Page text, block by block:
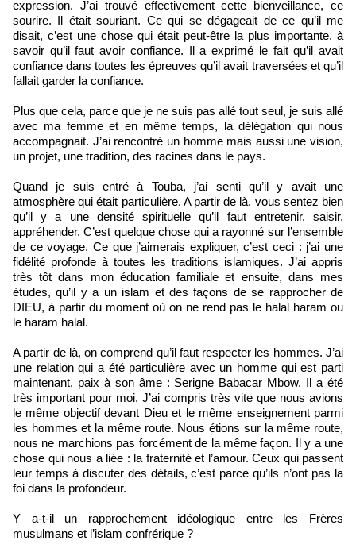
expression. J’ai trouvé effectivement cette bienveillance, ce
sourire. Il était souriant. Ce qui se dégageait de ce qu’il me
disait, c’est une chose qui était peut-être la plus importante, à
savoir qu’il faut avoir confiance. Il a exprimé le fait qu’il avait
confiance dans toutes les épreuves qu’il avait traversées et qu’il
fallait garder la confiance.
Plus que cela, parce que je ne suis pas allé tout seul, je suis allé
avec ma femme et en même temps, la délégation qui nous
accompagnait. J’ai rencontré un homme mais aussi une vision,
un projet, une tradition, des racines dans le pays.
Quand je suis entré à Touba, j’ai senti qu’il y avait une
atmosphère qui était particulière. A partir de là, vous sentez bien
qu’il y a une densité spirituelle qu’il faut entretenir, saisir,
appréhender. C’est quelque chose qui a rayonné sur l’ensemble
de ce voyage. Ce que j’aimerais expliquer, c’est ceci : j’ai une
fidélité profonde à toutes les traditions islamiques. J’ai appris
très tôt dans mon éducation familiale et ensuite, dans mes
études, qu’il y a un islam et des façons de se rapprocher de
DIEU, à partir du moment où on ne rend pas le halal haram ou
le haram halal.
A partir de là, on comprend qu’il faut respecter les hommes. J’ai
une relation qui a été particulière avec un homme qui est parti
maintenant, paix à son âme : Serigne Babacar Mbow. Il a été
très important pour moi. J’ai compris très vite que nous avions
le même objectif devant Dieu et le même enseignement parmi
les hommes et la même route. Nous étions sur la même route,
nous ne marchions pas forcément de la même façon. Il y a une
chose qui nous a liée : la fraternité et l’amour. Ceux qui passent
leur temps à discuter des détails, c’est parce qu’ils n’ont pas la
foi dans la profondeur.
Y a-t-il un rapprochement idéologique entre les Frères
musulmans et l’islam confrérique ?